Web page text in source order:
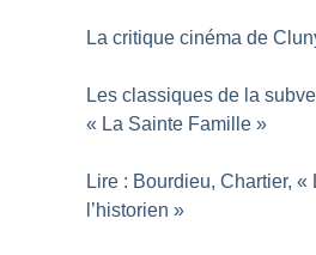
La critique cinéma de
Les classiques de la
« La Sainte Famille »
Lire : Bourdieu, Chartier, «
l’historien »